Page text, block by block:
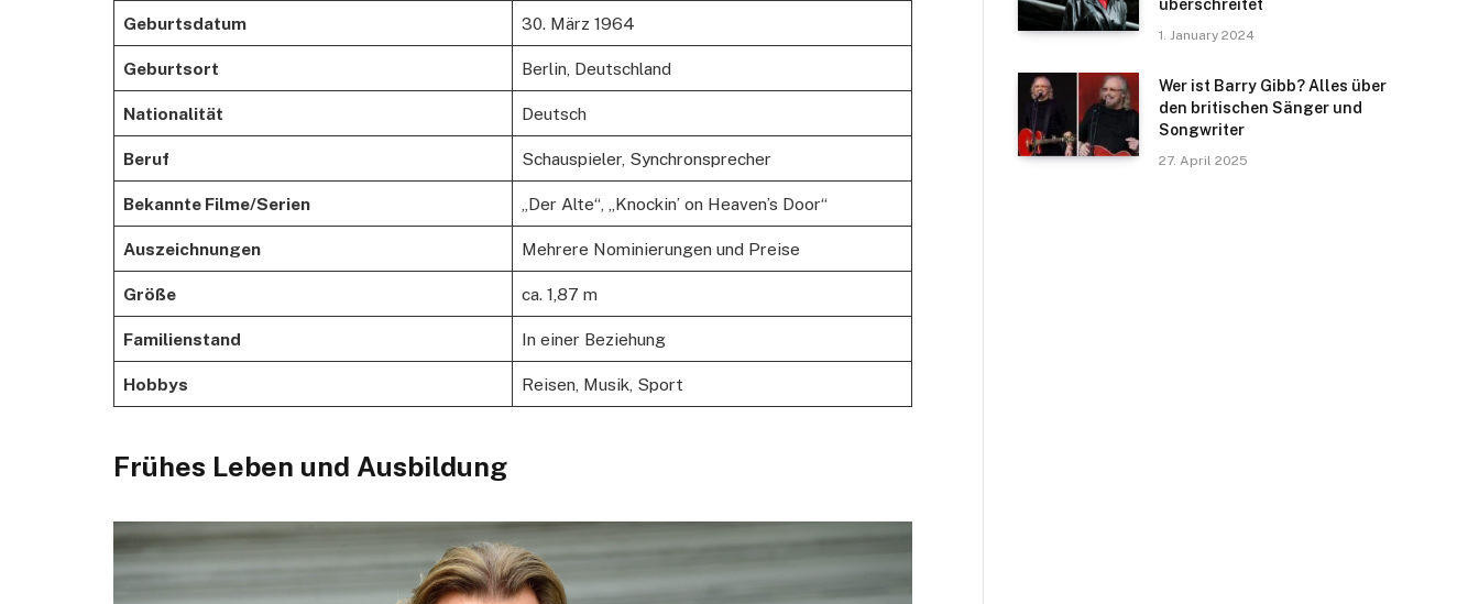
Geburtsdatum 30. März 1964
Geburtsort Berlin, Deutschland
Nationalität Deutsch
Beruf Schauspieler, Synchronsprecher
Bekannte Filme/Serien „Der Alte“, „Knockin’ on Heaven’s Door“
Auszeichnungen Mehrere Nominierungen und Preise
Größe ca. 1,87 m
Familienstand In einer Beziehung
Hobbys Reisen, Musik, Sport
Frühes Leben und Ausbildung
überschreitet
1. January 2024
Wer ist Barry Gibb? Alles über
den britischen Sänger und
Songwriter
27. April 2025